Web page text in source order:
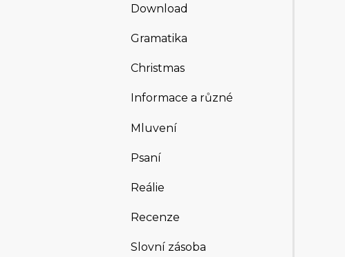
Download
Gramatika
Christmas
Informace a různé
Mluvení
Psaní
Reálie
Recenze
Slovní zásoba